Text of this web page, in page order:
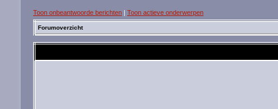
Toon onbeantwoorde berichten | Toon actieve onderwerpen
Forumoverzicht